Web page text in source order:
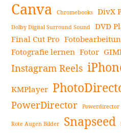
Canva Chromebooks DivX
Dolby Digital Surround Sound DVD
Final Cut Pro
Fotografie lernen Fotor
Instagram Reels
KMPlayer
PowerDirector Powerdirector
Rote Augen Bilder Snapseed